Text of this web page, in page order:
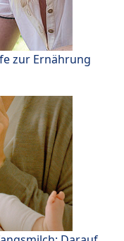
zur Ernährung